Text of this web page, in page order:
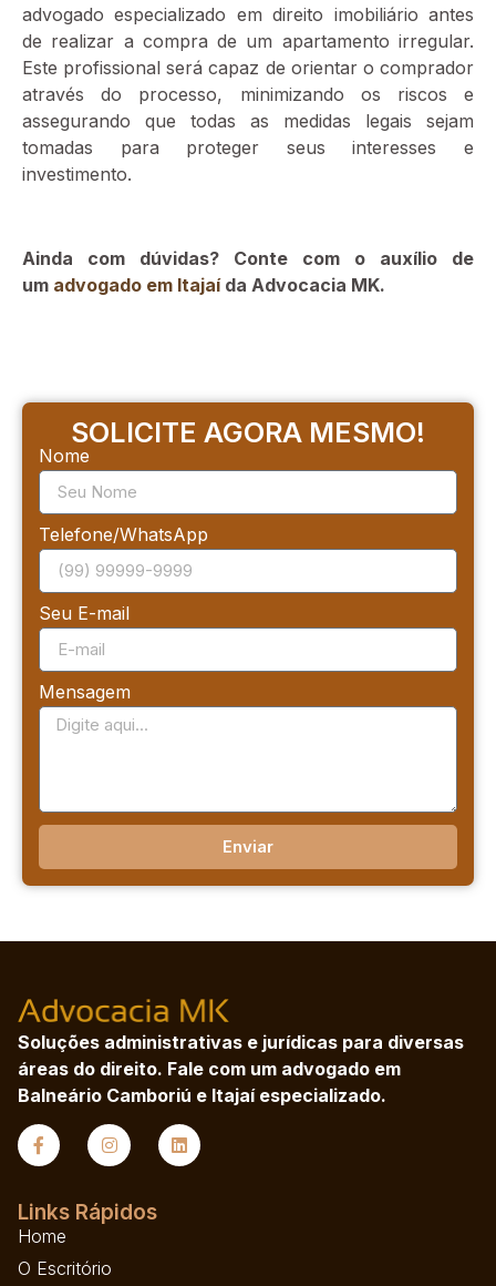
advogado especializado em direito imobiliário antes
de realizar a compra de um apartamento irregular.
Este profissional será capaz de orientar o comprador
através do processo, minimizando os riscos e
assegurando que todas as medidas legais sejam
tomadas para proteger seus interesses e
investimento.
Ainda com dúvidas? Conte com o auxílio de
um advogado em Itajaída Advocacia MK.
SOLICITE AGORA MESMO!
Nome
Telefone/WhatsApp
Seu E-mail
Mensagem
Enviar
Soluções administrativas e jurídicas para diversas
áreas do direito. Fale com um advogado em
Balneário Camboriú e Itajaí especializado.
Links Rápidos
Home
O Escritório